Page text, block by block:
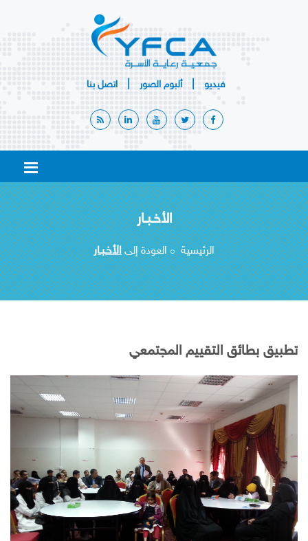
فيديو ألبومالصور اتصل بنا
الأخـبـار
الرئيسية العودة إلىالأخـبـار
تطبيق بطائق التقييم المجتمعي